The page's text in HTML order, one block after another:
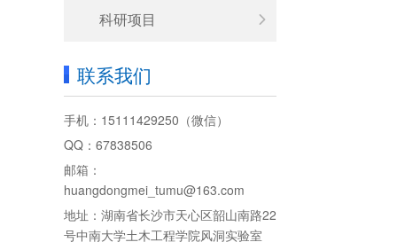
科研项目
联系我们
手机： 15111429250 （微信）
QQ：67838506
邮箱：
huangdongmei_tumu@163.com
地址：湖南省长沙市天心区韶山南路22
号中南大学土木工程学院风洞实验室